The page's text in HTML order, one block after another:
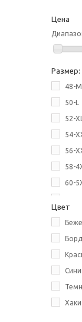
Цена
Размер:
48-M
50-L
52-XL
54-
56-
58-
60-
Цвет